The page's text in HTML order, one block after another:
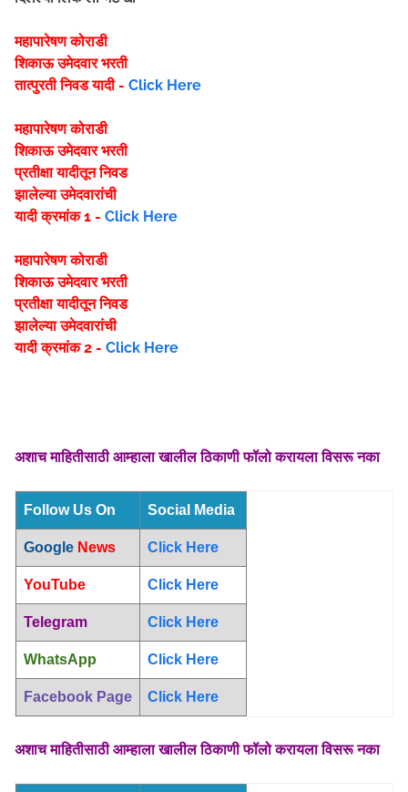
महापारेषण कोराडी
शिकाऊ उमेदवार भरती
तात्पुरती निवड यादी - Click Here
महापारेषण कोराडी
शिकाऊ उमेदवार भरती
प्रतीक्षा यादीतून निवड
झालेल्या उमेदवारांची
यादी क्रमांक 1 - Click Here
महापारेषण कोराडी
शिकाऊ उमेदवार भरती
प्रतीक्षा यादीतून निवड
झालेल्या उमेदवारांची
यादी क्रमांक 2 - Click Here
अशाच माहितीसाठी आम्हाला खालील ठिकाणी फॉलो करायला विसरू नका
Follow Us On Social Media
Google News Click Here
YouTube Click Here
Telegram Click Here
WhatsApp Click Here
Facebook Page Click Here
अशाच माहितीसाठी आम्हाला खालील ठिकाणी फॉलो करायला विसरू नका